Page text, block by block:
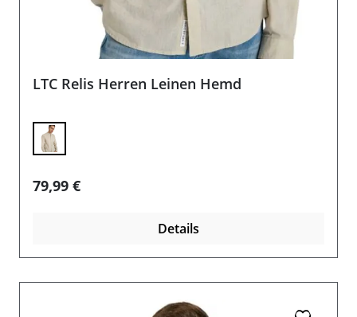
LTC Relis Herren Leinen Hemd
Regulärer Preis:
79,99 €
Details